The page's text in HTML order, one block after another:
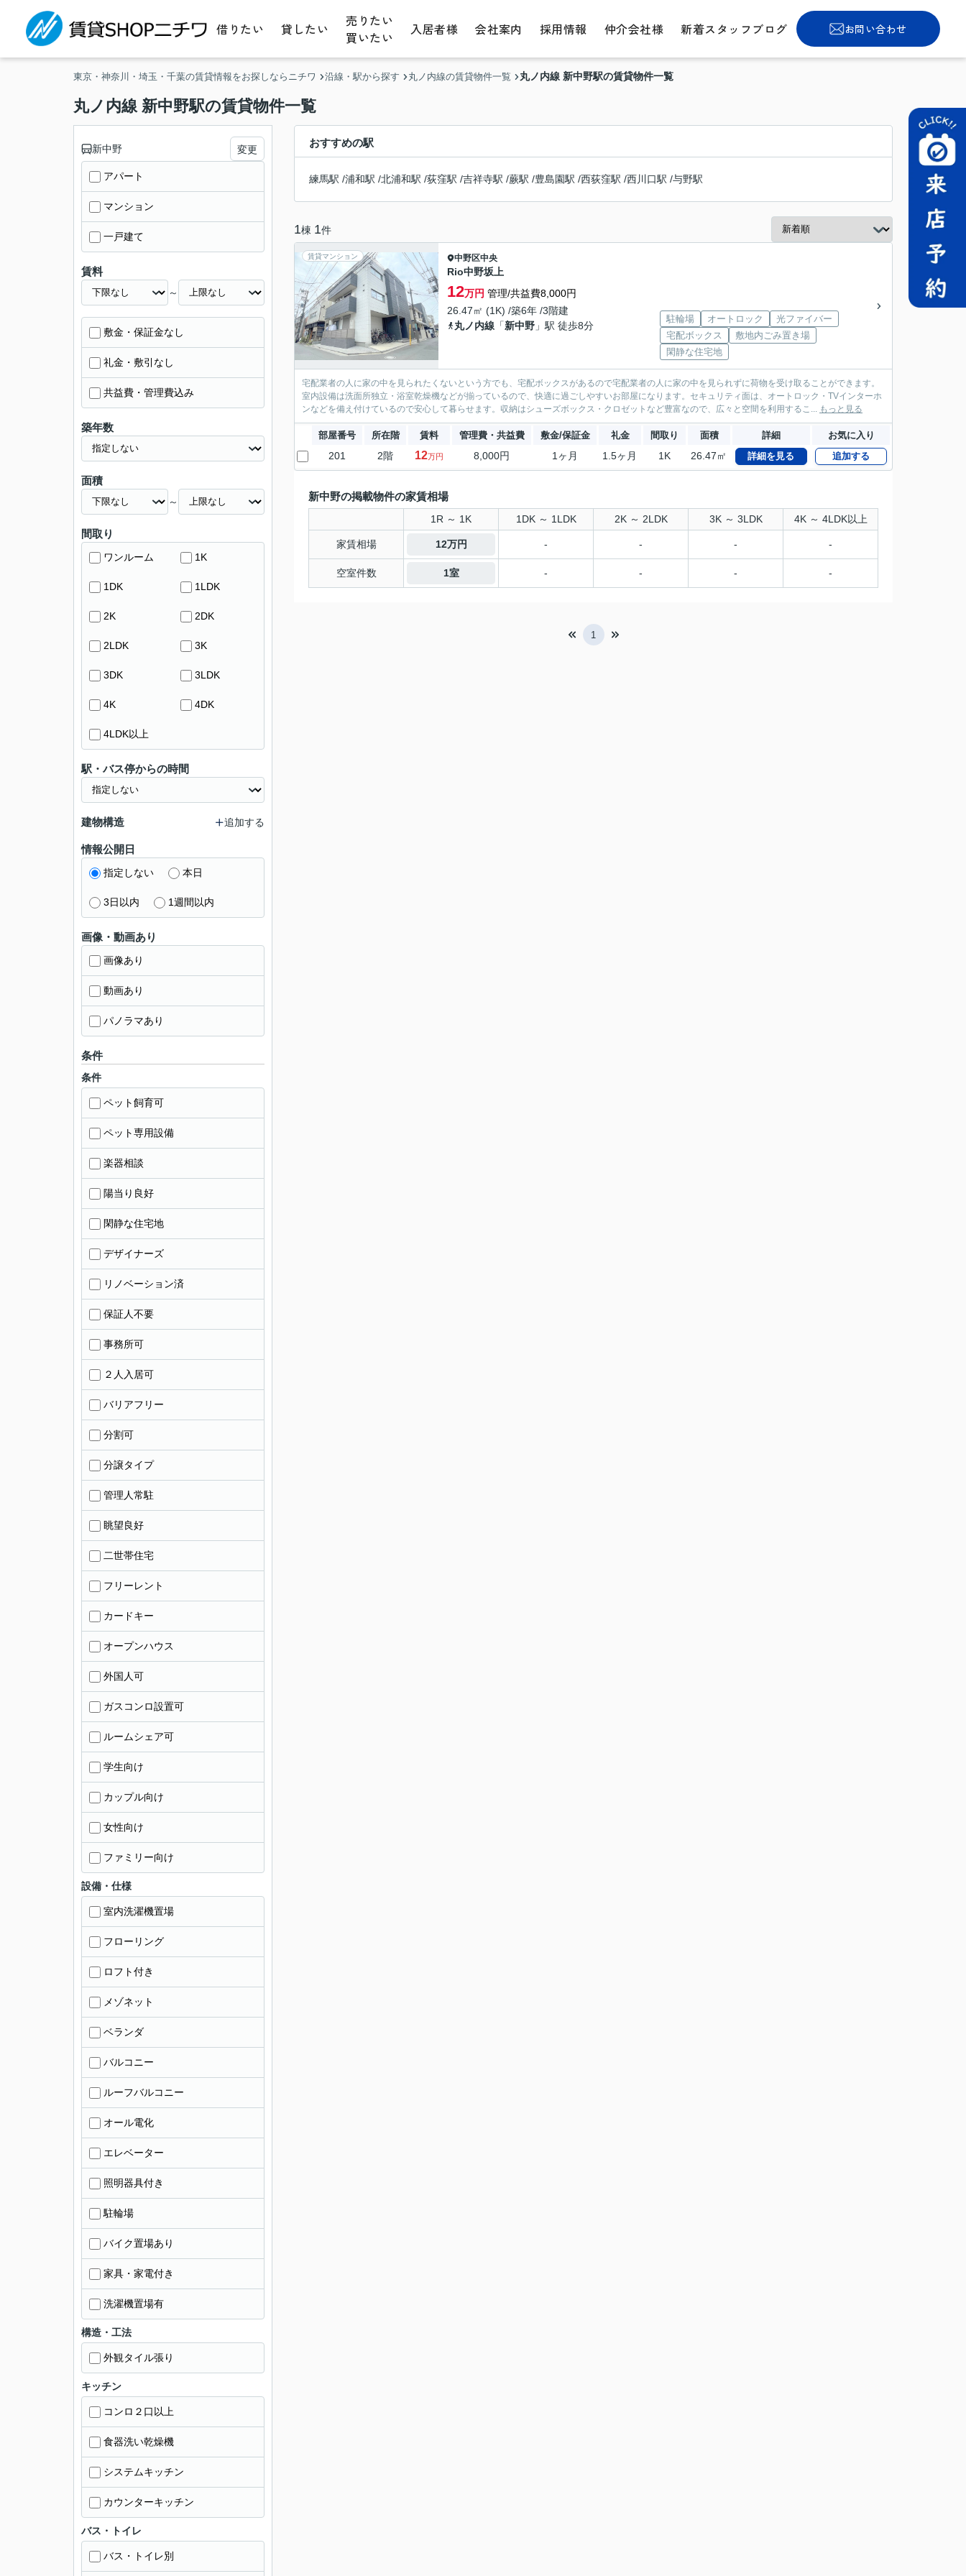
借りたい 貸したい
売りたい
買いたい
入居者様 会社案内 採用情報 仲介会社様 新着スタッフブログ お問い合わせ
東京・神奈川・埼玉・千葉の賃貸情報をお探しならニチワ 沿線・駅から探す 丸ノ内線の賃貸物件一覧 丸ノ内線 新中野駅の賃貸物件一覧
丸ノ内線 新中野駅の賃貸物件一覧
おすすめの駅
練馬駅 /浦和駅 /北浦和駅 /荻窪駅 /吉祥寺駅 /蕨駅 /豊島園駅 /西荻窪駅 /西川口駅 /与野駅
1棟 1件
賃貸マンション 中野区中央
Rio中野坂上
12万円 管理/共益費8,000円
26.47㎡ (1K) /築6年 /3階建
丸ノ内線 「新中野 」駅 徒歩8分
駐輪場 オートロック
光ファイバー
宅配ボックス
敷地内ごみ置き場
閑静な住宅地
宅配業者の人に家の中を見られたくないという方でも、宅配ボックスがあるので宅配業者の人に家の中を見られずに荷物を受け取ることができます。
室内設備は洗面所独立・浴室乾燥機などが揃っているので、快適に過ごしやすいお部屋になります。セキュリティ面は、オートロック・TVインターホ
ンなどを備え付けているので安心して暮らせます。収納はシューズボックス・クロゼットなど豊富なので、広々と空間を利用するこ... もっと見る
部屋番号 所在階 賃料 管理費・共益費 敷金/保証金 礼金 間取り 面積 詳細 お気に入り
201 2階 12万円 8,000円 1ヶ月 1.5ヶ月 1K 26.47㎡ 詳細を見る 追加する
新中野の掲載物件の家賃相場
1R ～ 1K 1DK ～ 1LDK 2K ～ 2LDK 3K ～ 3LDK 4K ～ 4LDK以上
家賃相場 12万円 - - - -
空室件数 1室 - - - -
1
新中野 変更
アパート
マンション
一戸建て
賃料
～
敷金・保証金なし
礼金・敷引なし
共益費・管理費込み
築年数
面積
～
間取り
ワンルーム 1K
1DK 1LDK
2K 2DK
2LDK 3K
3DK 3LDK
4K 4DK
4LDK以上
駅・バス停からの時間
建物構造 追加する
情報公開日
指定しない 本日
3日以内 1週間以内
画像・動画あり
画像あり
動画あり
パノラマあり
条件
条件
ペット飼育可
ペット専用設備
楽器相談
陽当り良好
閑静な住宅地
デザイナーズ
リノベーション済
保証人不要
事務所可
２人入居可
バリアフリー
分割可
分譲タイプ
管理人常駐
眺望良好
二世帯住宅
フリーレント
カードキー
オープンハウス
外国人可
ガスコンロ設置可
ルームシェア可
学生向け
カップル向け
女性向け
ファミリー向け
設備・仕様
室内洗濯機置場
フローリング
ロフト付き
メゾネット
ベランダ
バルコニー
ルーフバルコニー
オール電化
エレベーター
照明器具付き
駐輪場
バイク置場あり
家具・家電付き
洗濯機置場有
構造・工法
外観タイル張り
キッチン
コンロ２口以上
食器洗い乾燥機
システムキッチン
カウンターキッチン
バス・トイレ
バス・トイレ別